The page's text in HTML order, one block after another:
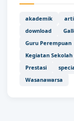
akademik
download
Guru Perempuan
Kegiatan Sekolah
Prestasi
Wasanawarsa